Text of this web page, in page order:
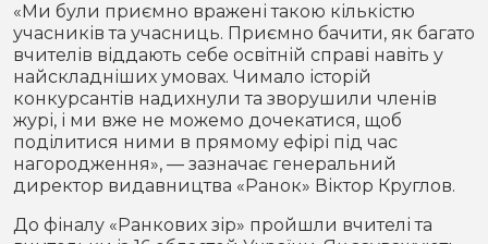
«Ми були приємно вражені такою кількістю
учасників та учасниць. Приємно бачити, як багато
вчителів віддають себе освітній справі навіть у
найскладніших умовах. Чимало історій
конкурсантів надихнули та зворушили членів
журі, і ми вже не можемо дочекатися, щоб
поділитися ними в прямому ефірі під час
нагородження», — зазначає генеральний
директор видавництва «Ранок» Віктор Круглов.
До фіналу «Ранкових зір» пройшли вчителі та